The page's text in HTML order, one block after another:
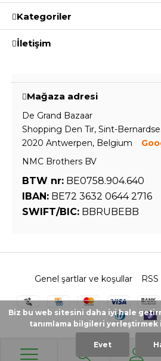
Kategoriler
İletişim
Mağaza adresi
De Grand Bazaar
Shopping Den Tir, Sint-
2020 Antwerpen, Belgium
NMC Brothers BV
BTW nr: BE0758.904.640
IBAN: BE72 3632 0644 2716
SWIFT/BIC: BBRUBEBB
© 2026 - Powered byLightspeed-
Genel şartlar ve koşullar
Biz bu web sitesini daha iyi hale
tanımlama bilgileri yerleştirmek
Evet